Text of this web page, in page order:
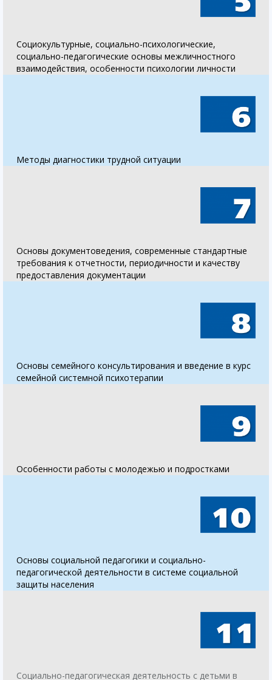
Социокультурные, социально-психологические,
социально-педагогические основы межличностного
взаимодействия, особенности психологии личности
Методы диагностики трудной ситуации
Основы документоведения, современные стандартные
требования к отчетности, периодичности и качеству
предоставления документации
Основы семейного консультирования и введение в курс
семейной системной психотерапии
Особенности работы с молодежью и подростками
Основы социальной педагогики и социально-
педагогической деятельности в системе социальной
защиты населения
Социально-педагогическая деятельность с детьми в